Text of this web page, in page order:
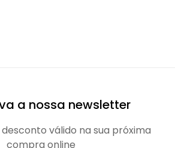
a nossa newsletter
válido na sua próxima
compra online